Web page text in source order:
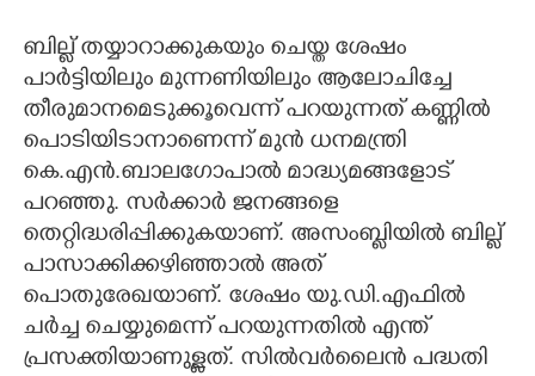
ബില്ല് തയ്യാറാക്കുകയും ചെയ്ത ശേഷം
പാർട്ടിയിലും മുന്നണിയിലും ആലോചിച്ചേ
തീരുമാനമെടുക്കൂവെന്ന് പറയുന്നത് കണ്ണിൽ
പൊടിയിടാനാണെന്ന് മുൻ ധനമന്ത്രി
കെ.എൻ.ബാലഗോപാൽ മാദ്ധ്യമങ്ങളോട്
പറഞ്ഞു. സർക്കാർ ജനങ്ങളെ
തെറ്റിദ്ധരിപ്പിക്കുകയാണ്. അസംബ്ലിയിൽ ബില്ല്
പാസാക്കിക്കഴിഞ്ഞാൽ അത്
പൊതുരേഖയാണ്. ശേഷം യു.ഡി.എഫിൽ
ചർച്ച ചെയ്യുമെന്ന് പറയുന്നതിൽ എന്ത്
പ്രസക്തിയാണുള്ളത്. സിൽവർലൈൻ പദ്ധതി